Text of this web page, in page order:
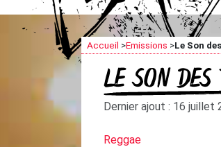
Accueil >Emissions >Le Son
LE SON DES
Dernier ajout : 16 juillet
Reggae